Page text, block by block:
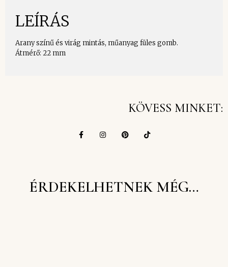
LEÍRÁS
Arany színű és virág mintás, műanyag füles gomb.
Átmérő: 22 mm
KÖVESS MINKET:
ÉRDEKELHETNEK MÉG…